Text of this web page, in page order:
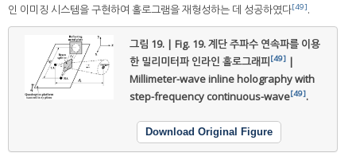
인 이미징 시스템을 구현하여 홀로그램을 재형성하는 데 성공하였다[49].
그림 19. | Fig. 19.계단 주파수 연속파를 이용
한 밀리미터파 인라인 홀로그래피[49]|
Millimeter-wave inline holography with
step-frequency continuous-wave[49].
Download Original Figure